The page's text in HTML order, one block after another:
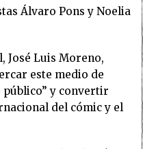
Álvaro Pons y Noelia
José Luis Moreno,
este medio de
y convertir
del cómic y el